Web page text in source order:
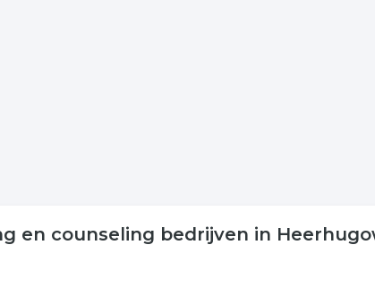
en counseling bedrijven in